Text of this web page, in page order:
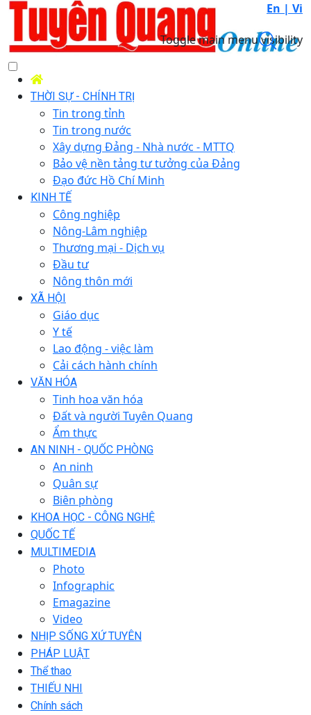
En | Vi
Toggle main menu visibility
THỜI SỰ - CHÍNH TRỊ
Tin trong tỉnh
Tin trong nước
Xây dựng Đảng - Nhà nước - MTTQ
Bảo vệ nền tảng tư tưởng của Đảng
Đạo đức Hồ Chí Minh
KINH TẾ
Công nghiệp
Nông-Lâm nghiệp
Thương mại - Dịch vụ
Đầu tư
Nông thôn mới
XÃ HỘI
Giáo dục
Y tế
Lao động - việc làm
Cải cách hành chính
VĂN HÓA
Tinh hoa văn hóa
Đất và người Tuyên Quang
Ẩm thực
AN NINH - QUỐC PHÒNG
An ninh
Quân sự
Biên phòng
KHOA HỌC - CÔNG NGHỆ
QUỐC TẾ
MULTIMEDIA
Photo
Infographic
Emagazine
Video
NHỊP SỐNG XỨ TUYÊN
PHÁP LUẬT
Thể thao
THIẾU NHI
Chính sách